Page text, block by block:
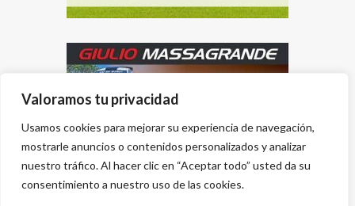
Valoramos tu privacidad
Usamos cookies para mejorar su experiencia de navegación,
mostrarle anuncios o contenidos personalizados y analizar
nuestro tráfico. Al hacer clic en “Aceptar todo” usted da su
consentimiento a nuestro uso de las cookies.